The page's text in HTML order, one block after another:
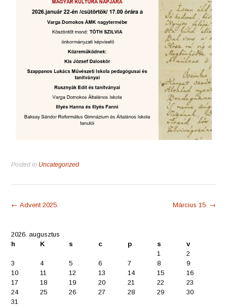
Posted in Uncategorized
Post
← Advent 2025. Március 15. →
2026. augusztus
h
K s c p s
v
1
2
3
4 5 6 7 8
9
10
11 12 13 14 15
16
17
18 19 20 21 22
23
24
25 26 27 28 29
30
31